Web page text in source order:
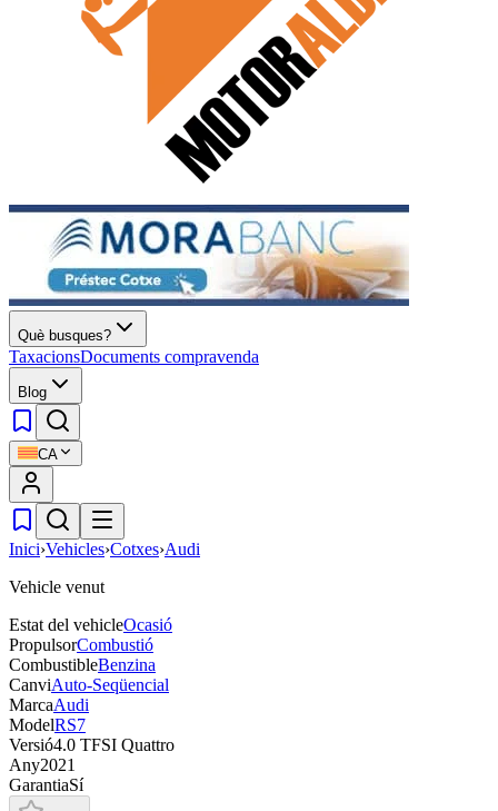
Què busques?
TaxacionsDocuments compravenda
Blog
CA
Inici›Vehicles›Cotxes›Audi
Vehicle venut
Estat del vehicleOcasió
PropulsorCombustió
CombustibleBenzina
CanviAuto-Seqüencial
MarcaAudi
ModelRS7
Versió4.0 TFSI Quattro
Any2021
GarantiaSí